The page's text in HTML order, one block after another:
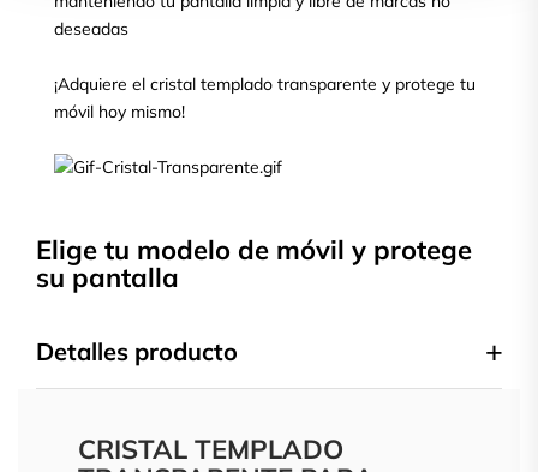
deseadas
¡Adquiere el cristal templado transparente y protege tu
móvil hoy mismo!
Elige tu modelo de móvil y protege
su pantalla
Detalles producto
CRISTAL TEMPLADO